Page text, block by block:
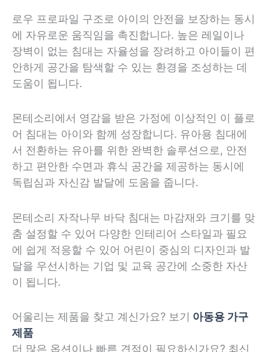
로우 프로파일 구조로 아이의 안전을 보장하는 동시
에 자유로운 움직임을 촉진합니다. 높은 레일이나
장벽이 없는 침대는 자율성을 장려하고 아이들이 편
안하게 공간을 탐색할 수 있는 환경을 조성하는 데
도움이 됩니다.
몬테소리에서 영감을 받은 가정에 이상적인 이 플로
어 침대는 아이와 함께 성장합니다. 유아용 침대에
서 전환하는 유아를 위한 완벽한 솔루션으로, 안전
하고 편안한 수면과 휴식 공간을 제공하는 동시에
독립심과 자신감 발달에 도움을 줍니다.
몬테소리 자작나무 바닥 침대는 마감재와 크기를 맞
춤 설정할 수 있어 다양한 인테리어 스타일과 필요
에 쉽게 적응할 수 있어 어린이 중심의 디자인과 발
달을 우선시하는 기업 및 교육 공간에 소중한 자산
이 됩니다.
어울리는 제품을 찾고 계신가요? 보기 아동용 가구
제품
더 많은 옵션이나 빠른 견적이 필요하신가요? 최신